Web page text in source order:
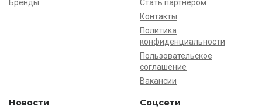
Бренды
Стать партнёром
Контакты
Политика
конфиденциальности
Пользовательское
соглашение
Вакансии
Новости Соцсети